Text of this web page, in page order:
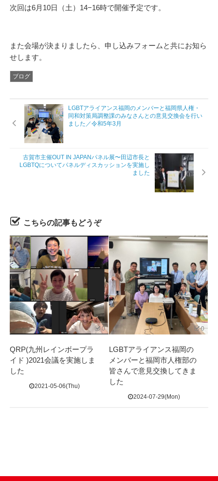
次回は6月10日（土）14−16時で開催予定です。
また会場が決まりましたら、申し込みフォームと共にお知ら
せします。
ブログ
LGBTアライアンス福岡のメンバーと福岡県人権・
同和対策局調整課のみなさんとの意見交換会を行い
ました／令和5年3月
古賀市主催OUT IN JAPANパネル展〜田辺市長と
LGBTQについてパネルディスカッションを実施し
ました
こちらの記事もどうぞ
0
QRP(九州レインボープラ
イド )2021会議を実施しま
した
2021-05-06(Thu)
0
LGBTアライアンス福岡の
メンバーと福岡市人権部の
皆さんで意見交換してきま
した
2024-07-29(Mon)